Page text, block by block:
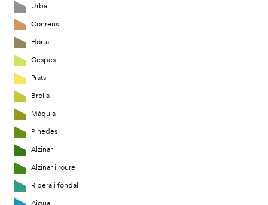
2.129 41.433 Degrees
Urbà
Conreus
Horta
Gespes
Prats
Brolla
Màquia
Pinedes
Alzinar
Alzinar i roure
Ribera i fondal
Aigua